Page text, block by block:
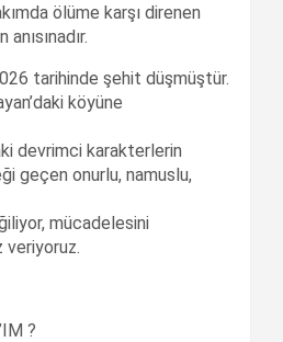
ölüme karşı direnen
tarihinde şehit düşmüştür.
köyüne
devrimci karakterlerin
geçen onurlu, namuslu,
mücadelesini
veriyoruz.
?